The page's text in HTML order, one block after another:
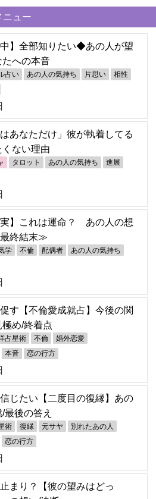
ニュー
中】全部知りたい◆あの人が望
たへの本音
占い あの人の気持ち 片思い 相性
はあなただけ」彼が執着してる
ない理由
タロット あの人の気持ち 進展
実】これは運命？ あの人の想
終結末≫
学 不倫 配偶者 あの人の気持ち
す【不倫愛成就占】今後の関
め/終着点
占星術 不倫 婚外恋愛
本音 恋の行方
じたい【二度目の復縁】あの
最後の答え
術 復縁 元サヤ 別れたあの人
恋の行方
まり？【彼の望みはどっ